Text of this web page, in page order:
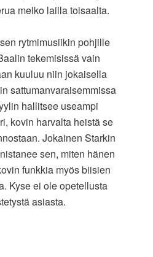
melko lailla toisaalta.
rytmimusiikin pohjille
tekemisissä vain
kuuluu niin jokaisella
sattumanvaraisemmissa
hallitsee useampi
kovin harvalta heistä se
Jokainen Starkin
sen, miten hänen
funkkia myös biisien
Kyse ei ole opetellusta
asiasta.